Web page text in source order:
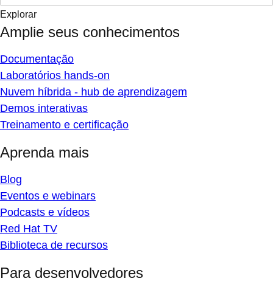
Explorar
Amplie seus conhecimentos
Documentação
Laboratórios hands-on
Nuvem híbrida - hub de aprendizagem
Demos interativas
Treinamento e certificação
Aprenda mais
Blog
Eventos e webinars
Podcasts e vídeos
Red Hat TV
Biblioteca de recursos
Para desenvolvedores